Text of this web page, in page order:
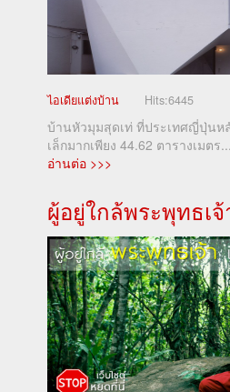
ไอเดียแต่งบ้าน Hits:6445
บ้านหัวมุมสุดเท่ ที่ประเทศญี่ปุ่น
เล็กมากเพียง 44.62 ตารางเมตร
อ่านต่อ >>>
ผู้อยู่ใกล้พระพุทธเจ้